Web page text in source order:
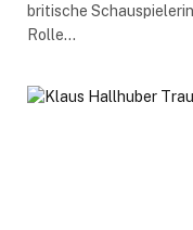
britische
Rolle…